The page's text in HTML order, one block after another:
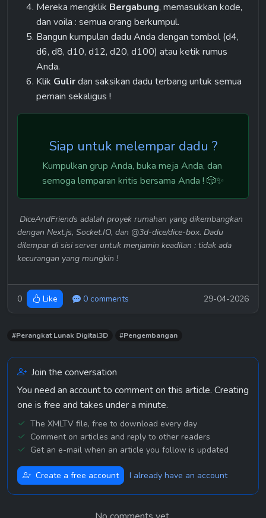
Mereka mengklik Bergabung, memasukkan kode,
dan voila : semua orang berkumpul.
Bangun kumpulan dadu Anda dengan tombol (d4,
d6, d8, d10, d12, d20, d100) atau ketik rumus
Anda.
Klik Gulir dan saksikan dadu terbang untuk semua
pemain sekaligus !
Siap untuk melempar dadu ?
Kumpulkan grup Anda, buka meja Anda, dan
semoga lemparan kritis bersama Anda ! 🎲✨
dengan Next.js, Socket.IO, dan @3d-dice/dice-box. Dadu
dilempar di sisi server untuk menjamin keadilan : tidak ada
kecurangan yang mungkin !
0 Like 0 comments 29-04-2026
#Perangkat Lunak Digital3D #Pengembangan
Join the conversation
You need an account to comment on this article. Creating
one is free and takes under a minute.
The XMLTV file, free to download every day
Comment on articles and reply to other readers
Get an e-mail when an article you follow is updated
Create a free account I already have an account